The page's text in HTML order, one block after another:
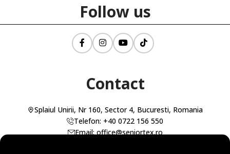
Follow us
Contact
Splaiul Unirii, Nr 160, Sector 4, Bucuresti, Romania
Telefon: +40 0722 156 550
Email: office@seniortex.ro